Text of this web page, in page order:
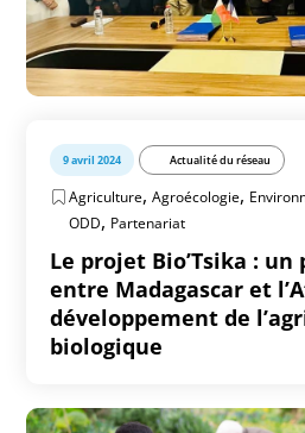
9 avril 2024 Actualité du réseau
Agriculture,Agroécologie,
ODD, Partenariat
Le projet Bio’Tsika :
entre Madagascar et
développement de
biologique